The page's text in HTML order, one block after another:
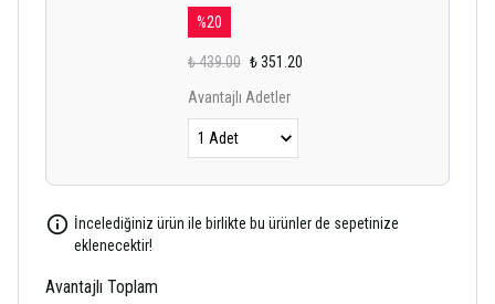
%20
₺ 439.00 ₺ 351.20
Avantajlı Adetler
İncelediğiniz ürün ile birlikte bu ürünler de sepetinize
eklenecektir!
Avantajlı Toplam